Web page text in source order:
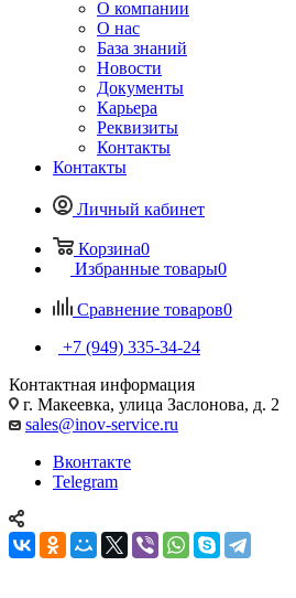
О компании
О нас
База знаний
Новости
Документы
Карьера
Реквизиты
Контакты
Контакты
Личный кабинет
Корзина0
Избранные товары0
Сравнение товаров0
+7 (949) 335-34-24
Контактная информация
г. Макеевка, улица Заслонова, д. 2
sales@inov-service.ru
Вконтакте
Telegram